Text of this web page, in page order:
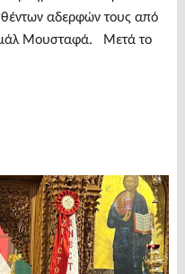
αδερφών τους από
Μουσταφά. Μετά το